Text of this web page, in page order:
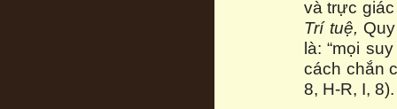
và trực
Trí tuệ,
là: “mọi
cách chắn
8, H-R, I, 8).